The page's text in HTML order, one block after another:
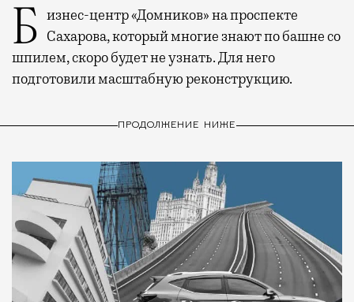
Бизнес-центр «Домников» на проспекте Сахарова, который многие знают по башне со
шпилем, скоро будет не узнать. Для него
подготовили масштабную реконструкцию.
ПРОДОЛЖЕНИЕ НИЖЕ